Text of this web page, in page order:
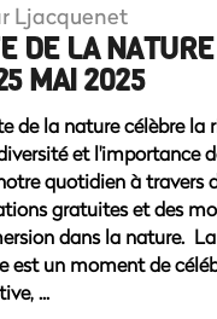
Ljacquenet
DE LA
MAI 2025
de la nature célèbre la
et l'importance
quotidien à travers
gratuites et des
dans la nature.
est un moment de